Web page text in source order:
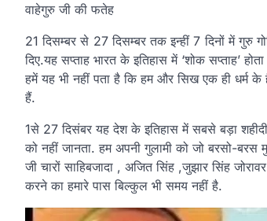
वाहेगुरु जी की फतेह
21 दिसम्बर से 27 दिसम्बर तक इन्हीं 7 दिनों में गुरु
दिए.यह सप्ताह भारत के इतिहास में ‘शोक सप्ताह’
हमें यह भी नहीं पता है कि हम और सिख एक ही धर्म
हैं.
1से 27 दिसंबर यह देश के इतिहास में सबसे बड़ा
को नहीं जानता. हम अपनी गुलामी को जो बरसो-
जी चारों साहिबजादा , अजित सिंह ,जुझार सिंह
करने का हमारे पास बिल्कुल भी समय नहीं है.